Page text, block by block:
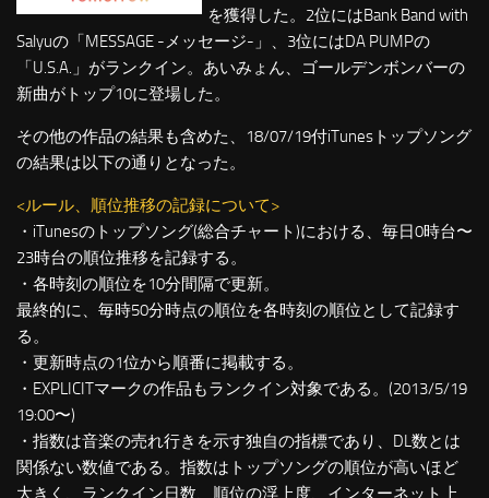
を獲得した。2位にはBank Band with
Salyuの「MESSAGE -メッセージ-」、3位にはDA PUMPの
「U.S.A.」がランクイン。あいみょん、ゴールデンボンバーの
新曲がトップ10に登場した。
その他の作品の結果も含めた、18/07/19付iTunesトップソング
の結果は以下の通りとなった。
<ルール、順位推移の記録について>
・iTunesのトップソング(総合チャート)における、毎日0時台〜
23時台の順位推移を記録する。
・各時刻の順位を10分間隔で更新。
最終的に、毎時50分時点の順位を各時刻の順位として記録す
る。
・更新時点の1位から順番に掲載する。
・EXPLICITマークの作品もランクイン対象である。(2013/5/19
19:00〜)
・指数は音楽の売れ行きを示す独自の指標であり、DL数とは
関係ない数値である。指数はトップソングの順位が高いほど
大きく、ランクイン日数、順位の浮上度、インターネット上